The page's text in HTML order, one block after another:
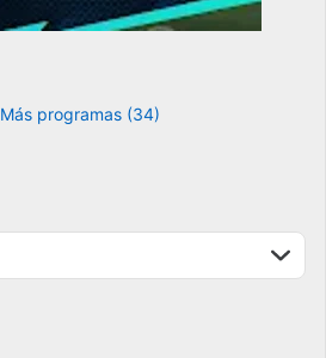
Más programas (34)